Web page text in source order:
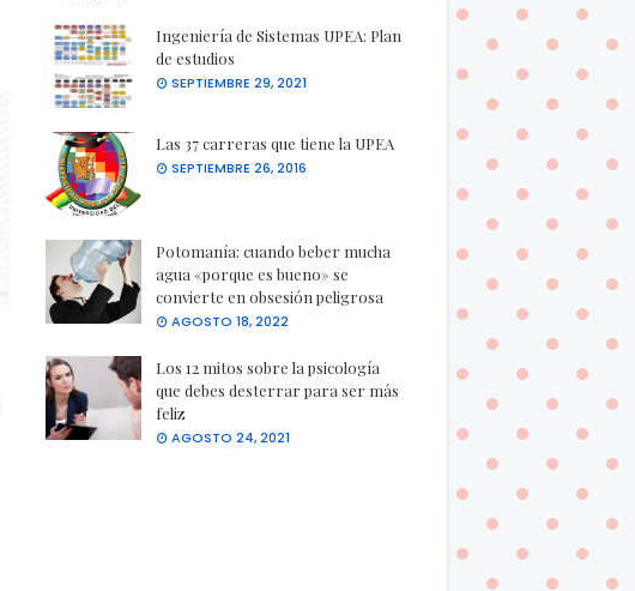
Ingeniería de Sistemas UPEA: Plan
de estudios
SEPTIEMBRE 29, 2021
Las 37 carreras que tiene la UPEA
SEPTIEMBRE 26, 2016
Potomanía: cuando beber mucha
agua «porque es bueno» se
convierte en obsesión peligrosa
AGOSTO 18, 2022
Los 12 mitos sobre la psicología
que debes desterrar para ser más
feliz
AGOSTO 24, 2021